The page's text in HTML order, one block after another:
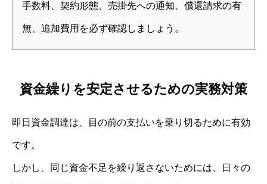
手数料、契約形態、売掛先への通知、償還請求の有
無、追加費用を必ず確認しましょう。
資金繰りを安定させるための実務対策
即日資金調達は、目の前の支払いを乗り切るために有効
です。
しかし、同じ資金不足を繰り返さないためには、日々の